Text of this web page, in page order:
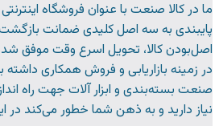
پایبندی به سه اصل کلیدی ضمانت
اصل‌بودن کالا، تحویل اسرع وقت موفق
در زمینه بازاریابی و فروش همکاری
صنعت بسته‌بندی و ابزار آلات جهت راه
نیاز دارید و به ذهن شما خطور می‌کند در